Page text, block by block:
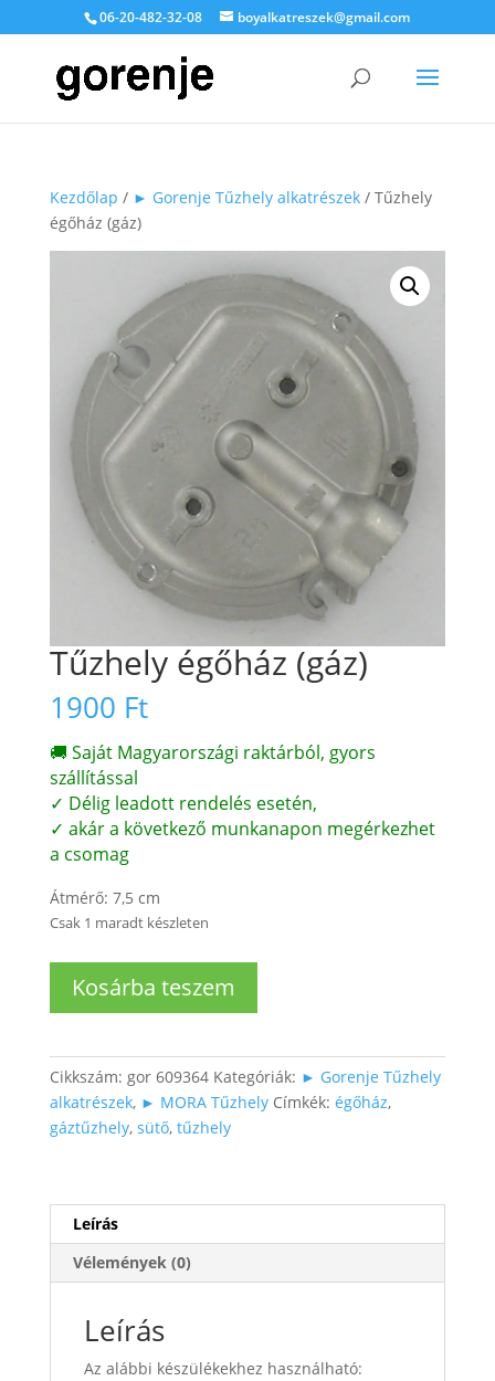
06-20-482-32-08 boyalkatreszek@gmail.com
Kezdőlap / ► Gorenje Tűzhely alkatrészek/ Tűzhely
égőház (gáz)
Tűzhely égőház (gáz)
1900 Ft
🚚 Saját Magyarországi raktárból, gyors
szállítással
✓ Délig leadott rendelés esetén,
✓ akár a következő munkanapon megérkezhet
a csomag
Átmérő: 7,5 cm
Csak 1 maradt készleten
égőház
Kosárba teszem
Cikkszám: gor 609364 Kategóriák: ► Gorenje Tűzhely
alkatrészek, ► MORA Tűzhely Címkék: égőház,
gáztűzhely, sütő, tűzhely
Leírás
Vélemények (0)
Leírás
Az alábbi készülékekhez használható: